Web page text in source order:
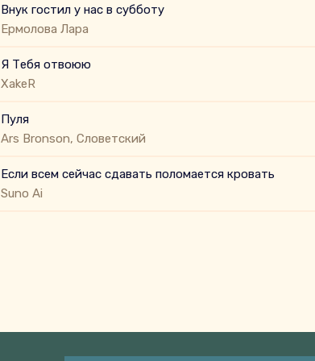
Внук гостил у нас в субботу
Eрмолова Лара
Я Тебя отвоюю
XakeR
Пуля
Ars Bronson, Словетский
Если всем сейчас сдавать поломается кровать
Suno Ai